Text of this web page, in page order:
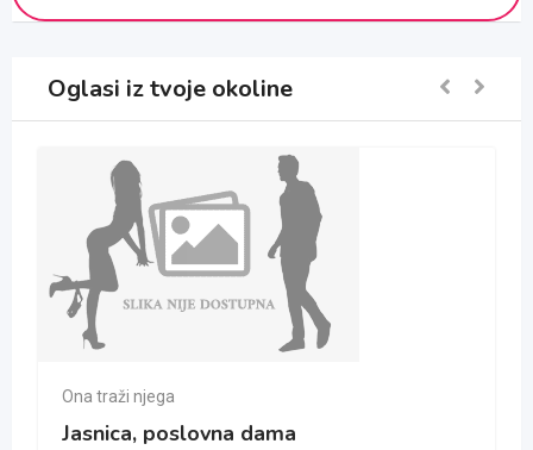
Oglasi iz tvoje okoline
Ona traži njega
Jasnica, poslovna dama